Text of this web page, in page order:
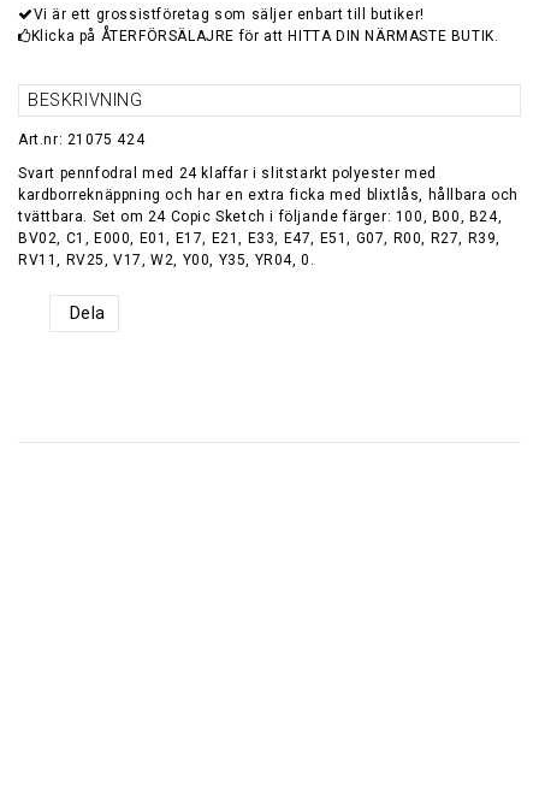
Vi är ett grossistföretag som säljer enbart till butiker!
Klicka på ÅTERFÖRSÄLAJRE för att HITTA DIN NÄRMASTE BUTIK.
BESKRIVNING
Art.nr: 21075 424
Svart pennfodral med 24 klaffar i slitstarkt polyester med
kardborreknäppning och har en extra ficka med blixtlås, hållbara och
tvättbara. Set om 24 Copic Sketch i följande färger: 100, B00, B24,
BV02, C1, E000, E01, E17, E21, E33, E47, E51, G07, R00, R27, R39,
RV11, RV25, V17, W2, Y00, Y35, YR04, 0.
Dela